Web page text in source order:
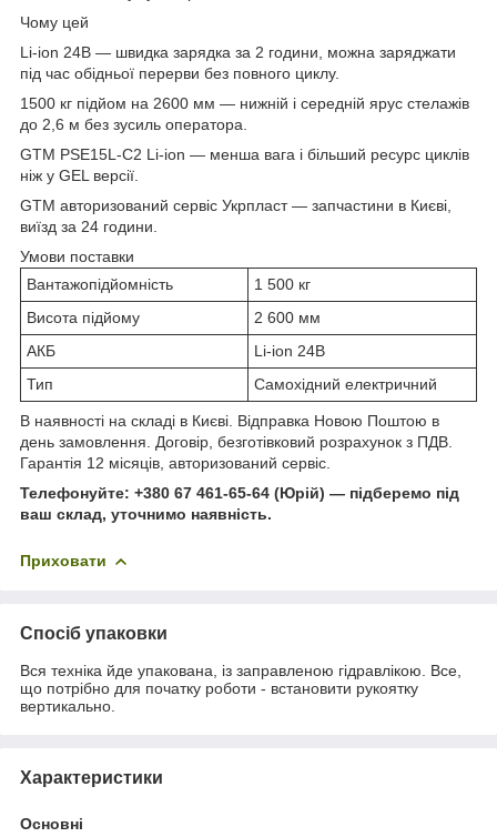
Чому цей
Li-ion 24В — швидка зарядка за 2 години, можна заряджати
під час обідньої перерви без повного циклу.
1500 кг підйом на 2600 мм — нижній і середній ярус стелажів
до 2,6 м без зусиль оператора.
GTM PSE15L-C2 Li-ion — менша вага і більший ресурс циклів
ніж у GEL версії.
GTM авторизований сервіс Укрпласт — запчастини в Києві,
виїзд за 24 години.
Умови поставки
Вантажопідйомність
1 500 кг
Висота підйому
2 600 мм
АКБ
Li-ion 24В
Тип
Самохідний електричний
В наявності на складі в Києві. Відправка Новою Поштою в
день замовлення. Договір, безготівковий розрахунок з ПДВ.
Гарантія 12 місяців, авторизований сервіс.
Телефонуйте: +380 67 461-65-64 (Юрій) — підберемо під
ваш склад, уточнимо наявність.
Приховати
Спосіб упаковки
Вся техніка йде упакована, із заправленою гідравлікою. Все,
що потрібно для початку роботи - встановити рукоятку
вертикально.
Характеристики
Основні